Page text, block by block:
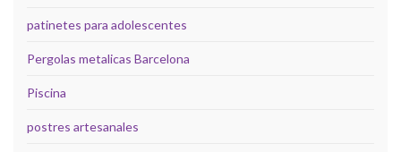
patinetes para adolescentes
Pergolas metalicas Barcelona
Piscina
postres artesanales